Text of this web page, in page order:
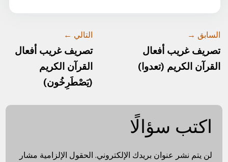
السابق →
تصريف غريب أفعال
القرآن الكريم (تعدوا)
التالي ←
تصريف غريب أفعال
القرآن الكريم
(يَصْطَرِخُون)
اكتب سؤالًا
لن يتم نشر عنوان بريدك الإلكتروني. الحقول الإلزامية مشار